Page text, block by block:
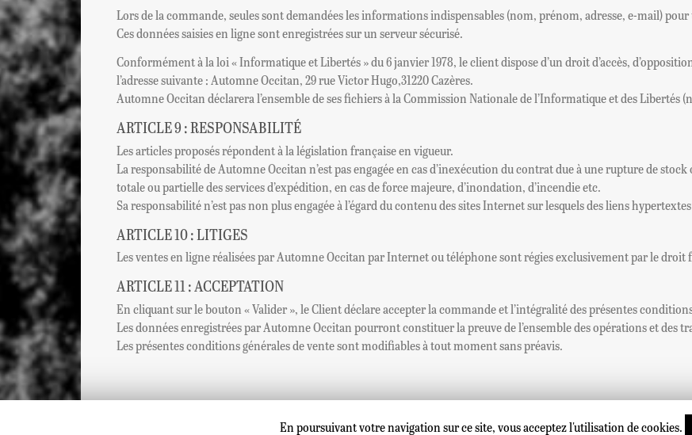
Lors de la commande, seules sont demandées les informations indispensables (nom, prénom, adresse, e-mail)
Ces données saisies en ligne sont enregistrées sur un serveur sécurisé.
Conformément à la loi « Informatique et Libertés » du 6 janvier 1978, le client dispose d’un droit d’accès,
l’adresse suivante : Automne Occitan, 29 rue Victor Hugo,31220 Cazères.
Automne Occitan déclarera l’ensemble de ses fichiers à la Commission Nationale de l’Informatique et des Libertés
ARTICLE 9 : RESPONSABILITÉ
Les articles proposés répondent à la législation française en vigueur.
La responsabilité de Automne Occitan n’est pas engagée en cas d’inexécution du contrat due à une rupture de
totale ou partielle des services d’expédition, en cas de force majeure, d’inondation, d’incendie etc.
Sa responsabilité n’est pas non plus engagée à l’égard du contenu des sites Internet sur lesquels des liens
ARTICLE 10 : LITIGES
Les ventes en ligne réalisées par Automne Occitan par Internet ou téléphone sont régies exclusivement par le droit
ARTICLE 11 : ACCEPTATION
En cliquant sur le bouton « Valider », le Client déclare accepter la commande et l’intégralité des présentes
Les données enregistrées par Automne Occitan pourront constituer la preuve de l’ensemble des opérations et des
Les présentes conditions générales de vente sont modifiables à tout moment sans préavis.
En poursuivant votre navigation sur ce site, vous acceptez l'utilisation de cookies.